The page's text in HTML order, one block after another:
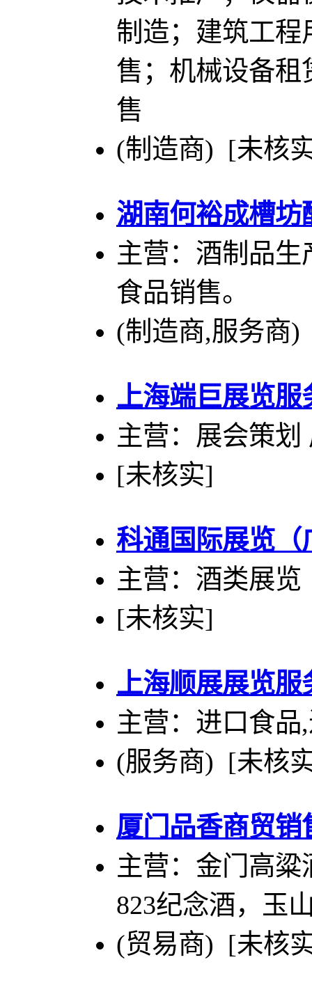
制造；建筑工程
售；机械设备租
售
(制造商) [未核
湖南何裕成槽坊
主营：酒制品
食品销售。
(制造商,服务商
上海端巨展览服
主营：展会策
[未核实]
科通国际展览（
主营：酒类展览
[未核实]
上海顺展展览服
主营：进口食
(服务商) [未核
厦门品香商贸销
主营：金门高
823纪念酒，玉
(贸易商) [未核